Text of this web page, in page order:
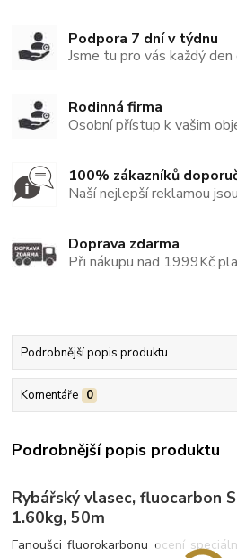
Podpora 7 dní v týdnu
Jsme tu pro vás každý
Rodinná firma
Osobní přístup k vašim
100% zákazníků
Naší nejlepší reklamou
Doprava zdarma
Při nákupu nad 1999Kč
Podrobnější popis produktu
Komentáře 0
Podrobnější popis produktu
Rybářský vlasec, fluocarbon
1.60kg, 50m
Fanoušci fluorokarbonu ocení